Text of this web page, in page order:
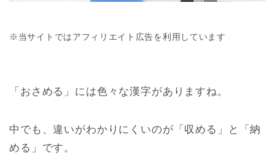
※当サイトではアフィリエイト広告を利用しています
「おさめる」には色々な漢字がありますね。
中でも、違いがわかりにくいのが「収める」と「納
める」です。